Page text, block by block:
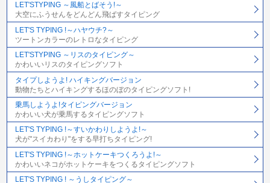
LET'STYPING ～風船とばそう!～
大空にふうせんをどんどん飛ばすタイピング
LET'S TYPING !～ハヤウチ?～
ツートンカラーのレトロなタイピング
LET'STYPING ～リスのタイピング～
かわいいリスのタイピングソフト
タイプしようよ! ハイキングバージョン
動物たちとハイキングするほのぼのタイピングソフト!
乗馬しようよ!タイピングバージョン
かわいい犬が乗馬するタイピングソフト
LET'S TYPING !～すいかわりしようよ!～
犬が"スイカわり"をする早打ちタイピング!
LET'S TYPING !～ホットケーキつくろうよ!～
かわいいネコがホットケーキをつくるタイピングソフト
LET'S TYPING ! ～うしタイピング～